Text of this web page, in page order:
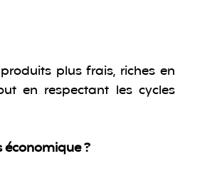
plus frais, riches en
en respectant les cycles
économique ?